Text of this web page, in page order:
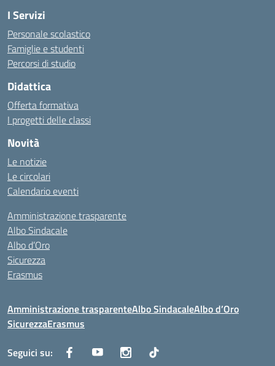
I Servizi
Personale scolastico
Famiglie e studenti
Percorsi di studio
Didattica
Offerta formativa
I progetti delle classi
Novità
Le notizie
Le circolari
Calendario eventi
Amministrazione trasparente
Albo Sindacale
Albo d’Oro
Sicurezza
Erasmus
Amministrazione trasparenteAlbo SindacaleAlbo d’Oro
SicurezzaErasmus
Seguici su: